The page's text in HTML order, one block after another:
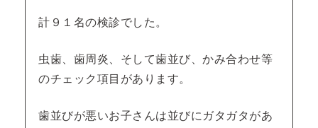
計９１名の検診でした。
虫歯、歯周炎、そして歯並び、かみ合わせ等
のチェック項目があります。
歯並びが悪いお子さんは並びにガタガタがあ